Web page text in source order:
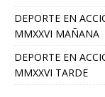
DEPORTE EN
MMXXVI MAÑANA
DEPORTE EN
MMXXVI TARDE